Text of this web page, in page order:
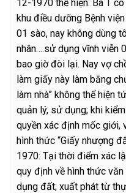
12-1970 thể hiện: Bà T
khu điều dưỡng Bệnh
01 sào, nay không dùng
nhân….sử dụng vĩnh viễn
bao giờ đòi lại. Nay vợ
làm giấy này làm bằng
làm nhà” không thể hiện
quản lý, sử dụng; khi
quyền xác định mốc giới,
hình thức “Giấy nhượng
1970: Tại thời điểm xác
quy định về hình thức
dụng đất; xuất phát từ